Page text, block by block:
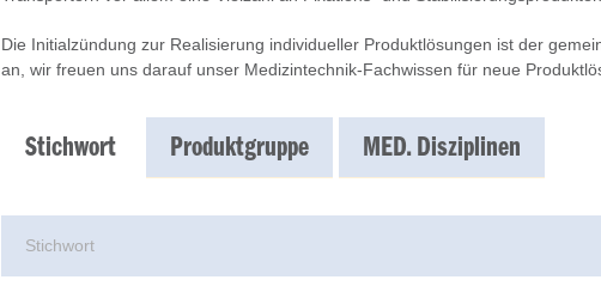
Die Initialzündung zur Realisierung individueller Produktlösungen ist der
an, wir freuen uns darauf unser Medizintechnik-Fachwissen für neue
Stichwort Produktgruppe MED. Disziplinen